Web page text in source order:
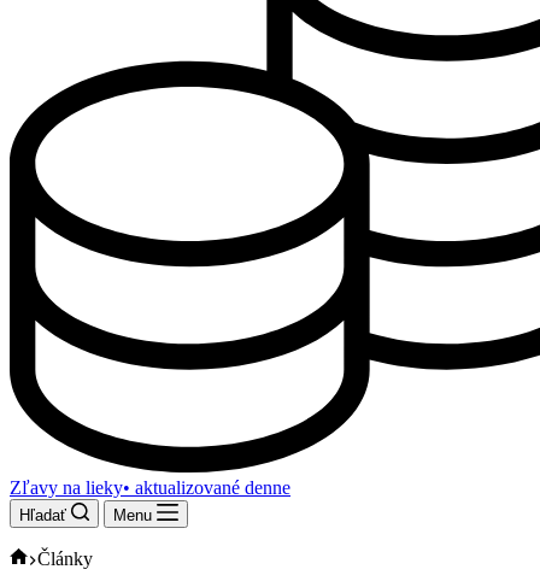
Zľavy na lieky• aktualizované denne
Hľadať Menu
Domov
Články